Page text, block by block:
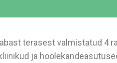
terasest valmistatud 4
ja